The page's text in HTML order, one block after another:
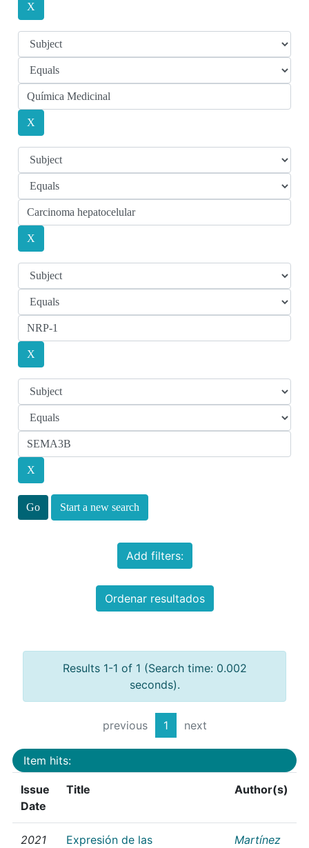
Start a new search
Add filters:
Ordenar resultados
Results 1-1 of 1 (Search time: 0.002
seconds).
previous 1 next
Item hits:
Issue
Date
Title Author(s)
2021
Expresión de las
Martínez